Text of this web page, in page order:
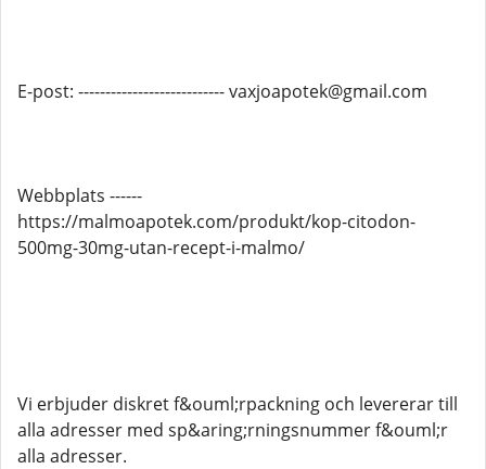
E-post: --------------------------- vaxjoapotek@gmail.com
Webbplats ------
https://malmoapotek.com/produkt/kop-citodon-
500mg-30mg-utan-recept-i-malmo/
Vi erbjuder diskret f&ouml;rpackning och levererar till
alla adresser med sp&aring;rningsnummer f&ouml;r
alla adresser.